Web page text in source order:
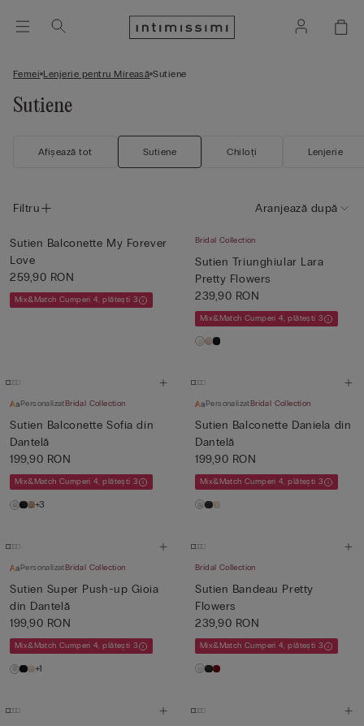
Femei Lenjerie pentru Mireasă Sutiene
Sutiene
Afișează tot Sutiene Chiloți Lenjerie
Filtru Aranjează după
Sutien Balconette My Forever
Love
259,90 RON
Mix&Match Cumperi 4, plătești 3
Bridal Collection
Sutien Triunghiular Lara
Pretty Flowers
239,90 RON
Mix&Match Cumperi 4, plătești 3
PersonalizatBridal Collection
Sutien Balconette Sofia din
Dantelă
199,90 RON
Mix&Match Cumperi 4, plătești 3
+3
PersonalizatBridal Collection
Sutien Balconette Daniela din
Dantelă
199,90 RON
Mix&Match Cumperi 4, plătești 3
PersonalizatBridal Collection
Sutien Super Push-up Gioia
din Dantelă
199,90 RON
Mix&Match Cumperi 4, plătești 3
+1
Bridal Collection
Sutien Bandeau Pretty
Flowers
239,90 RON
Mix&Match Cumperi 4, plătești 3